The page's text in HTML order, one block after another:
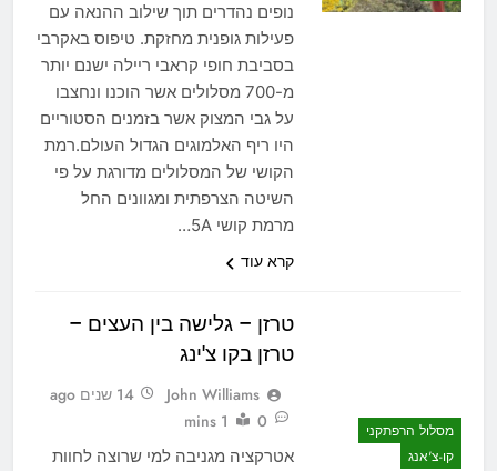
נופים נהדרים תוך שילוב ההנאה עם
פעילות גופנית מחזקת. טיפוס באקרבי
בסביבת חופי קראבי ריילה ישנם יותר
מ-700 מסלולים אשר הוכנו ונחצבו
על גבי המצוק אשר בזמנים הסטוריים
היו ריף האלמוגים הגדול העולם.רמת
הקושי של המסלולים מדורגת על פי
השיטה הצרפתית ומגוונים החל
מרמת קושי 5A…
קרא עוד
מסלול הרפתקני
קו-צ'אנג
טרזן – גלישה בין העצים –
טרזן בקו צ'ינג
John Williams
14 שנים ago
0
1 mins
אטרקציה מגניבה למי שרוצה לחוות